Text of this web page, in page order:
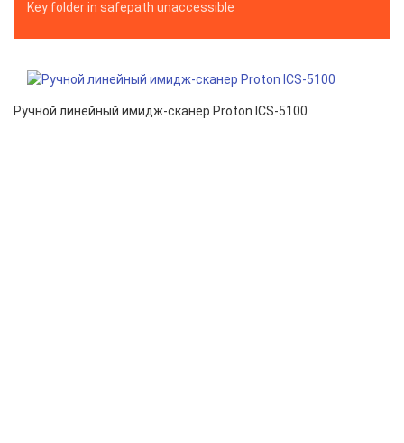
Key folder in safepath unaccessible
Ручной линейный имидж-сканер Proton ICS-5100